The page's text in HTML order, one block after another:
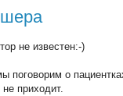
не известен:-)
поговорим о
приходит.